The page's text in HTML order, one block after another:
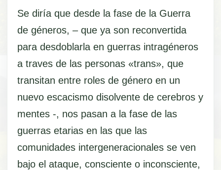
Se diría que desde la fase de la Guerra
de géneros, – que ya son reconvertida
para desdoblarla en guerras intragéneros
a traves de las personas «trans», que
transitan entre roles de género en un
nuevo escacismo disolvente de cerebros y
mentes -, nos pasan a la fase de las
guerras etarias en las que las
comunidades intergeneracionales se ven
bajo el ataque, consciente o inconsciente,